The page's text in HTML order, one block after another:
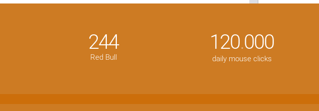
120.000
daily mouse clicks
244
Red Bull